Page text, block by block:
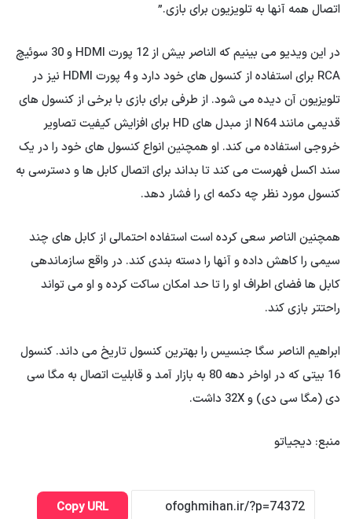
اتصال همه آنها به تلویزیون برای بازی.”
در این ویدیو می بینیم که الناصر بیش از 12 پورت HDMI و 30 سوئیچ
RCA برای استفاده از کنسول های خود دارد و 4 پورت HDMI نیز در
تلویزیون آن دیده می شود. از طرفی برای بازی با برخی از کنسول های
قدیمی مانند N64 از مبدل های HD برای افزایش کیفیت تصاویر
خروجی استفاده می کند. او همچنین انواع کنسول های خود را در یک
سند اکسل فهرست می کند تا بداند برای اتصال کابل ها و دسترسی به
کنسول مورد نظر چه دکمه ای را فشار دهد.
همچنین الناصر سعی کرده است استفاده احتمالی از کابل های چند
سیمی را کاهش داده و آنها را دسته بندی کند. در واقع سازماندهی
کابل ها فضای اطراف او را تا حد امکان ساکت کرده و او می تواند
راحتتر بازی کند.
ابراهیم الناصر سگا جنسیس را بهترین کنسول تاریخ می داند. کنسول
16 بیتی که در اواخر دهه 80 به بازار آمد و قابلیت اتصال به مگا سی
دی (مگا سی دی) و 32X داشت.
منبع: دیجیاتو
Copy URL